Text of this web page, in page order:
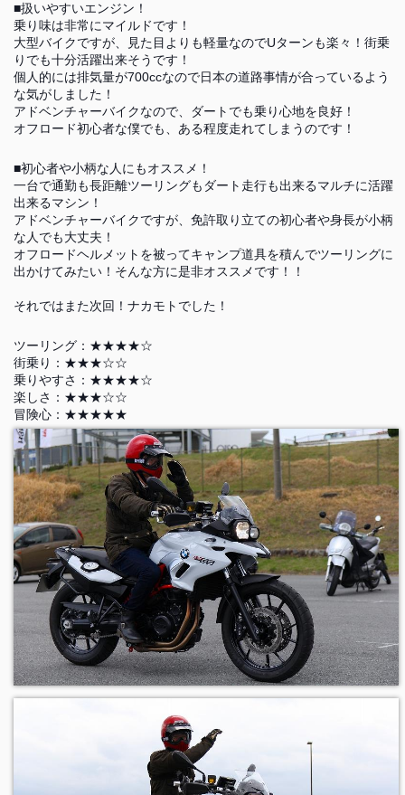
■扱いやすいエンジン！
乗り味は非常にマイルドです！
大型バイクですが、見た目よりも軽量なのでUターンも楽々！街乗
りでも十分活躍出来そうです！
個人的には排気量が700ccなので日本の道路事情が合っているよう
な気がしました！
アドベンチャーバイクなので、ダートでも乗り心地を良好！
オフロード初心者な僕でも、ある程度走れてしまうのです！
■初心者や小柄な人にもオススメ！
一台で通勤も長距離ツーリングもダート走行も出来るマルチに活躍
出来るマシン！
アドベンチャーバイクですが、免許取り立ての初心者や身長が小柄
な人でも大丈夫！
オフロードヘルメットを被ってキャンプ道具を積んでツーリングに
出かけてみたい！そんな方に是非オススメです！！
それではまた次回！ナカモトでした！
ツーリング：★★★★☆
街乗り：★★★☆☆
乗りやすさ：★★★★☆
楽しさ：★★★☆☆
冒険心：★★★★★